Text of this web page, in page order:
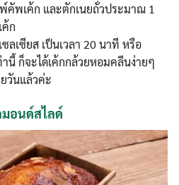
คัพเค้ก และตักเนยถั่วประมาณ 1
ค้ก
เซียส เป็นเวลา 20 นาที หรือ
นี้ ก็จะได้เค้กกล้วยหอมคลีนง่ายๆ
วันแล้วค่ะ
มอนด์สไลด์